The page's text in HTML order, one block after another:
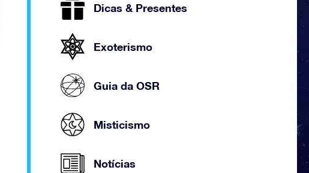
Dicas & Presentes
Exoterismo
Guia da OSR
Misticismo
Notícias